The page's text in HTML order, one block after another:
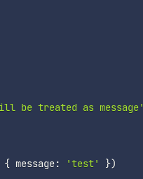
be treated as message'
{ message: 'test' })